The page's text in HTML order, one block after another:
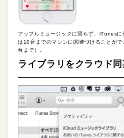
アップルミュージックに限らず、iTunes
は10台までのマシンに関連づけることが
台まで）。
ライブラリをクラウド同